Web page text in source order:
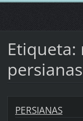
Etiqueta:
persianas
PERSIANAS